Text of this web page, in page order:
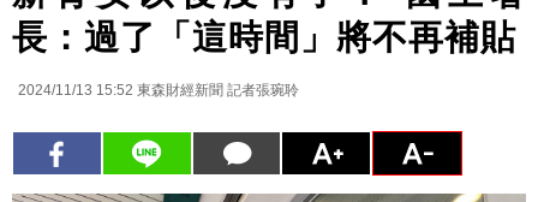
長：過了「這時間」將不再補貼
2024/11/13 15:52 東森財經新聞 記者張琬聆